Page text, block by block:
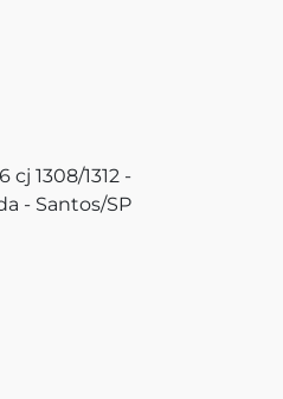
1308/1312 -
- Santos/SP